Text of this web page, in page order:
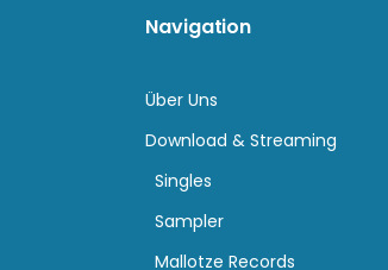
Navigation
Über Uns
Download & Streaming
Singles
Sampler
Mallotze Records